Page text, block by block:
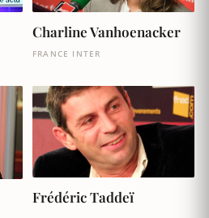
Charline Vanhoenacker
FRANCE INTER
Frédéric Taddeï